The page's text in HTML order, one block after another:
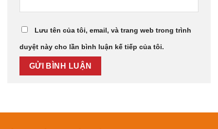
Lưu tên của tôi, email, và trang web trong trình
duyệt này cho lần bình luận kế tiếp của tôi.